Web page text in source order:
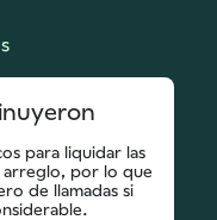
para liquidar las
arreglo, por lo que
de llamadas si